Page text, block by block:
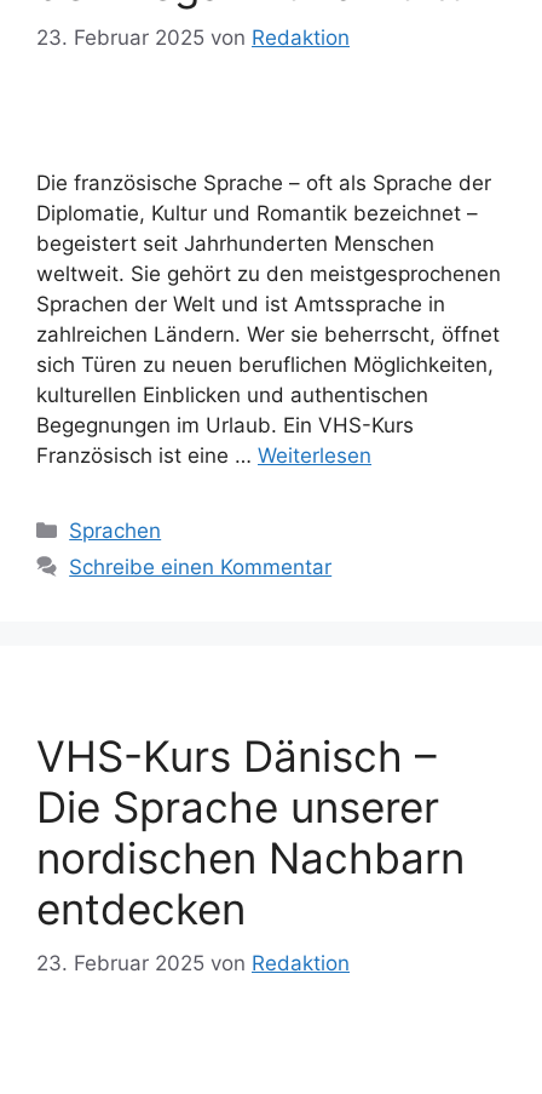
23. Februar 2025 von Redaktion
Die französische Sprache – oft als Sprache der
Diplomatie, Kultur und Romantik bezeichnet –
begeistert seit Jahrhunderten Menschen
weltweit. Sie gehört zu den meistgesprochenen
Sprachen der Welt und ist Amtssprache in
zahlreichen Ländern. Wer sie beherrscht, öffnet
sich Türen zu neuen beruflichen Möglichkeiten,
kulturellen Einblicken und authentischen
Begegnungen im Urlaub. Ein VHS-Kurs
Französisch ist eine … Weiterlesen
Kategorien
Sprachen
Schreibe einen Kommentar
VHS-Kurs Dänisch –
Die Sprache unserer
nordischen Nachbarn
entdecken
23. Februar 2025 von Redaktion